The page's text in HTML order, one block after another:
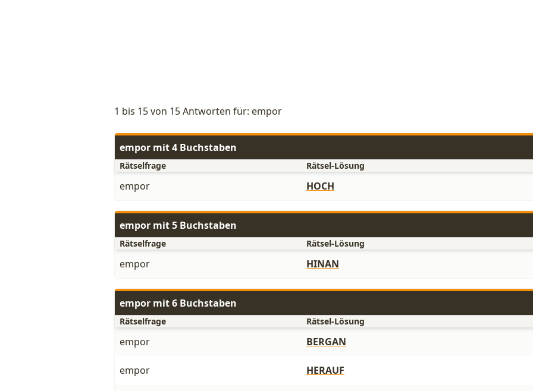
1 bis 15 von 15 Antworten für: empor
empor mit 4 Buchstaben
Rätselfrage Rätsel-Lösung
empor HOCH
empor mit 5 Buchstaben
Rätselfrage Rätsel-Lösung
empor HINAN
empor mit 6 Buchstaben
Rätselfrage Rätsel-Lösung
empor BERGAN
empor HERAUF